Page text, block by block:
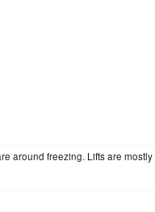
around freezing. Lifts are